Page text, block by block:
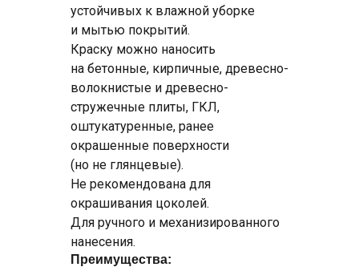
устойчивых к влажной уборке
и мытью покрытий.
Краску можно наносить
на бетонные, кирпичные, древесно-
волокнистые и древесно-
стружечные плиты, ГКЛ,
оштукатуренные, ранее
окрашенные поверхности
(но не глянцевые).
Не рекомендована для
окрашивания цоколей.
Для ручного и механизированного
нанесения.
Преимущества: